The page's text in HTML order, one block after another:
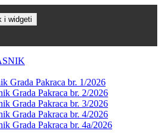
i widgeti
Grada Pakraca br. 1/2026
Grada Pakraca br. 2/2026
Grada Pakraca br. 3/2026
Grada Pakraca br. 4/2026
Grada Pakraca br. 4a/2026